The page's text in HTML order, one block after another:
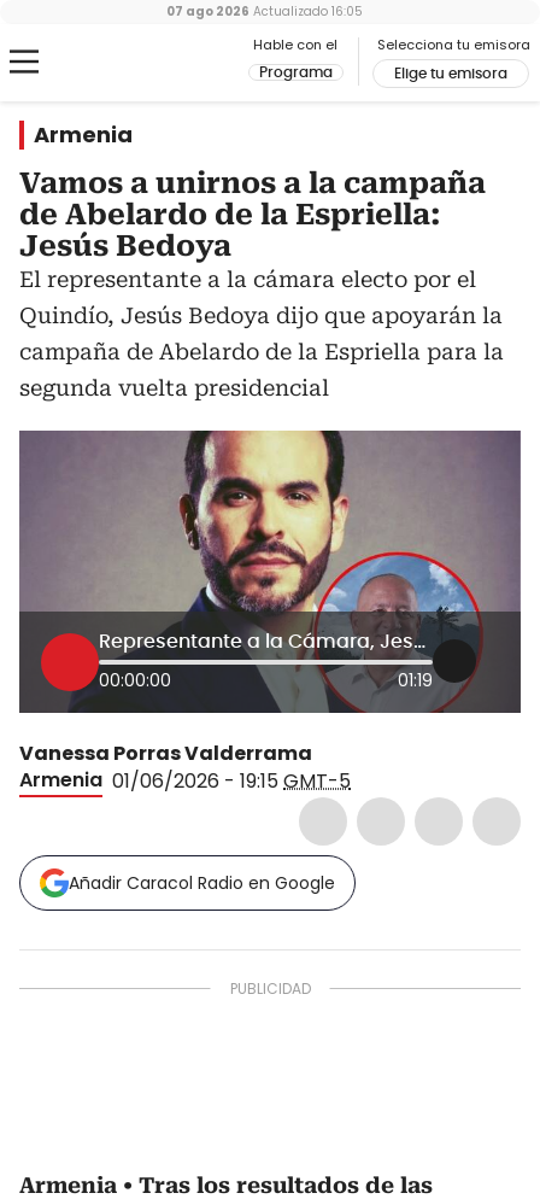
Hable con el
Programa
Selecciona tu emisora
Elige tu emisora
07 ago 2026 Actualizado 16:05
Armenia
Vamos a unirnos a la campaña
de Abelardo de la Espriella:
Jesús Bedoya
El representante a la cámara electo por el
Quindío, Jesús Bedoya dijo que apoyarán la
campaña de Abelardo de la Espriella para la
segunda vuelta presidencial
Representante a la Cámara, Jesús Bedoya
00:00:00 01:19
Vanessa Porras Valderrama
Armenia 01/06/2026 - 19:15GMT-5
Añadir Caracol Radio en Google
Armenia
Tras los resultados de las